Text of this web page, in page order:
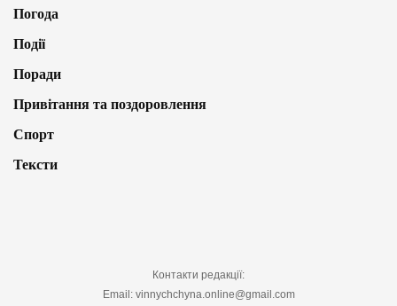
Погода
Події
Поради
Привітання та поздоровлення
Спорт
Тексти
Контакти редакції:
Email: vinnychchyna.online@gmail.com